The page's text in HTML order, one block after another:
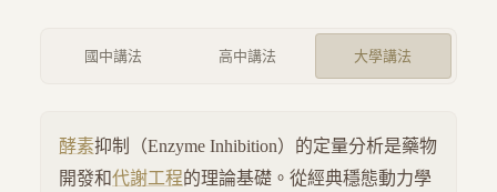
國中講法 高中講法 大學講法
酵素抑制（Enzyme Inhibition）的定量分析是藥物
開發和代謝工程的理論基礎。從經典穩態動力學